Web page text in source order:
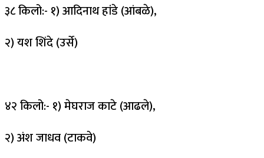
३८ किलो:- १) आदिनाथ हांडे (आंबळे),
२) यश शिंदे (उर्से)
४२ किलो:- १) मेघराज काटे (आढले),
२) अंश जाधव (टाकवे)